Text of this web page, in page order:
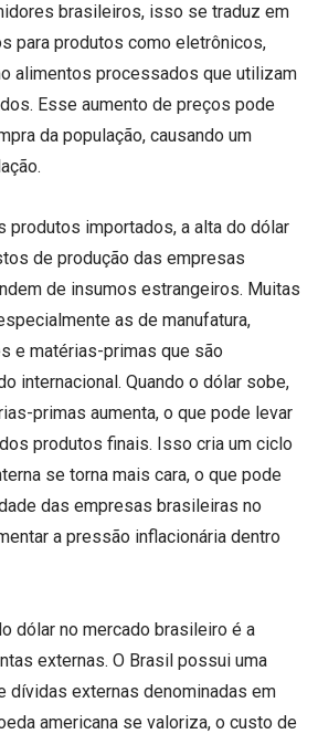
brasileiros, isso se traduz em
para produtos como eletrônicos,
alimentos processados que utilizam
Esse aumento de preços pode
da população, causando um
produtos importados, a alta do dólar
de produção das empresas
de insumos estrangeiros. Muitas
as de manufatura,
e matérias-primas que são
internacional. Quando o dólar sobe,
primas aumenta, o que pode levar
produtos finais. Isso cria um ciclo
se torna mais cara, o que pode
das empresas brasileiras no
a pressão inflacionária dentro
dólar no mercado brasileiro é a
externas. O Brasil possui uma
dívidas externas denominadas em
americana se valoriza, o custo de